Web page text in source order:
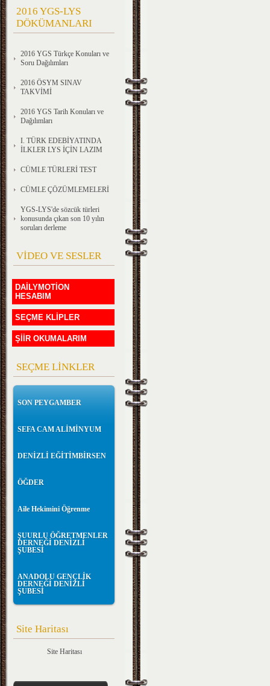
2016 YGS-LYS
DÖKÜMANLARI
2016 YGS Türkçe Konuları ve
Soru Dağılımları
2016 ÖSYM SINAV
TAKVİMİ
2016 YGS Tarih Konuları ve
Dağılımları
I. TÜRK EDEBİYATINDA
İLKLER LYS İÇİN LAZIM
CÜMLE TÜRLERİ TEST
CÜMLE ÇÖZÜMLEMELERİ
YGS-LYS'de sözcük türleri
konusunda çıkan son 10 yılın
soruları derleme
VİDEO VE SESLER
DAİLYMOTİON
HESABIM
SEÇME KLİPLER
ŞİİR OKUMALARIM
SEÇME LİNKLER
SON PEYGAMBER
SEFA CAM ALİMİNYUM
DENİZLİ EĞİTİMBİRSEN
ÖĞDER
Aile Hekimini Öğrenme
ŞUURLU ÖĞRETMENLER
DERNEĞİ DENİZLİ
ŞUBESİ
ANADOLU GENÇLİK
DERNEĞİ DENİZLİ
ŞUBESİ
Site Haritası
Site Haritası